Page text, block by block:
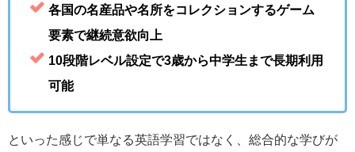
各国の名産品や名所をコレクションするゲーム
要素で継続意欲向上
10段階レベル設定で3歳から中学生まで長期利用
可能
といった感じで単なる英語学習ではなく、総合的な学びが